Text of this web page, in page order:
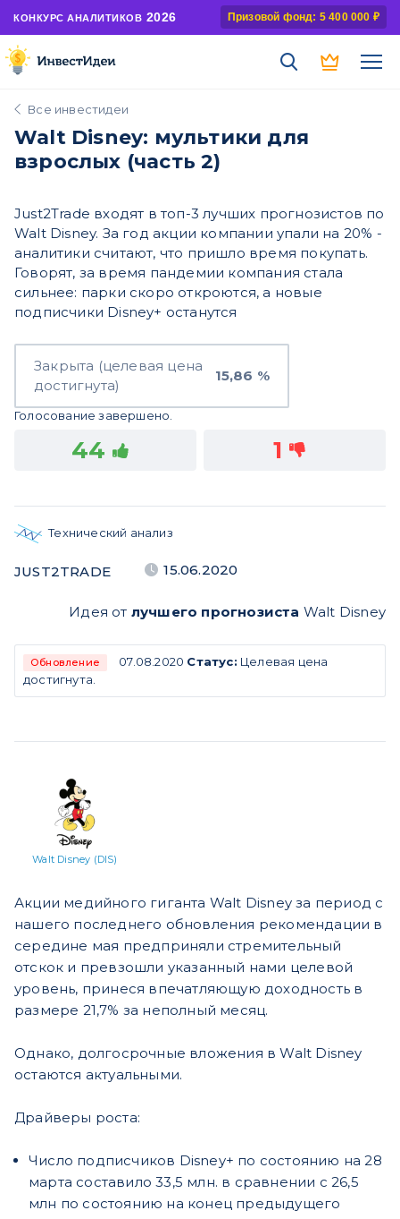
КОНКУРС АНАЛИТИКОВ 2026 Призовой фонд: 5 400 000 ₽
Все инвестидеи
Walt Disney: мультики для
взрослых (часть 2)
Just2Trade входят в топ-3 лучших прогнозистов по
Walt Disney. За год акции компании упали на 20% -
аналитики считают, что пришло время покупать.
Говорят, за время пандемии компания стала
сильнее: парки скоро откроются, а новые
подписчики Disney+ останутся
Закрыта (целевая цена
достигнута)
15,86 %
Голосование завершено.
44 1
Технический анализ
JUST2TRADE 15.06.2020
Идея от лучшего прогнозиста Walt Disney
Обновление 07.08.2020 Статус: Целевая цена
достигнута.
Walt Disney (DIS)
Акции медийного гиганта Walt Disney за период с
нашего последнего обновления рекомендации в
середине мая предприняли стремительный
отскок и превзошли указанный нами целевой
уровень, принеся впечатляющую доходность в
размере 21,7% за неполный месяц.
Однако, долгосрочные вложения в Walt Disney
остаются актуальными.
Драйверы роста:
Число подписчиков Disney+ по состоянию на 28
марта составило 33,5 млн. в сравнении с 26,5
млн по состоянию на конец предыдущего